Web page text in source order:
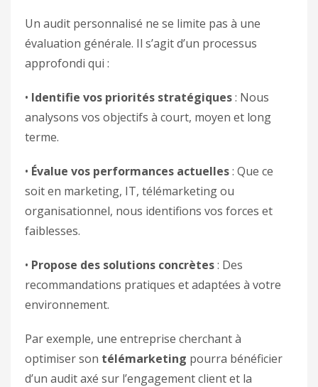
Un audit personnalisé ne se limite pas à une
évaluation générale. Il s’agit d’un processus
approfondi qui :
• Identifie vos priorités stratégiques: Nous
analysons vos objectifs à court, moyen et long
terme.
• Évalue vos performances actuelles: Que ce
soit en marketing, IT, télémarketing ou
organisationnel, nous identifions vos forces et
faiblesses.
• Propose des solutions concrètes: Des
recommandations pratiques et adaptées à votre
environnement.
Par exemple, une entreprise cherchant à
optimiser son télémarketing pourra bénéficier
d’un audit axé sur l’engagement client et la